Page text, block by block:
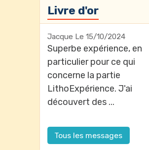
Livre d'or
Jacque Le 15/10/2024
Superbe expérience, en
particulier pour ce qui
concerne la partie
LithoExpérience. J'ai
découvert des ...
Tous les messages